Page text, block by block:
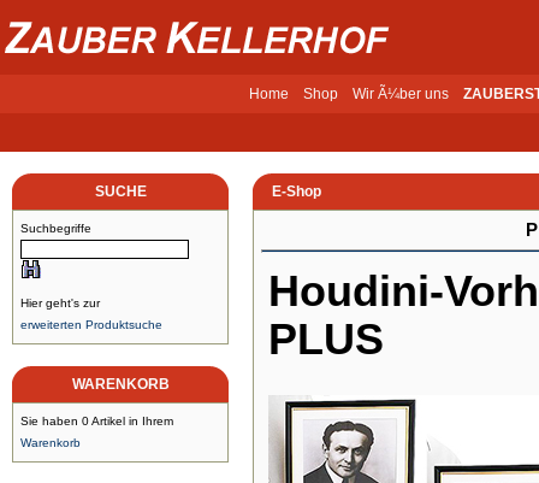
Home Shop Wir Ã¼ber uns
SUCHE
Suchbegriffe
Hier geht's zur
erweiterten Produktsuche
WARENKORB
Sie haben 0 Artikel in Ihrem
Warenkorb
E-Shop
Houdini-
PLUS